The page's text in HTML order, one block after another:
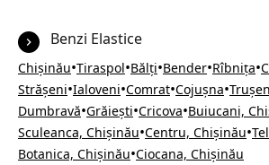
Benzi Elastice
Chișinău•Tiraspol•Bălți•Bender•Rîbnița•
Strășeni•Ialoveni•Comrat•Cojușna•
Dumbravă•Grăiești•Cricova•Buiucani,
Sculeanca, Chișinău•Centru, Chișinău•
Botanica, Chișinău•Ciocana, Chișinău